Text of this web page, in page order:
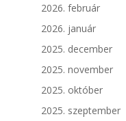
2026. február
2026. január
2025. december
2025. november
2025. október
2025. szeptember